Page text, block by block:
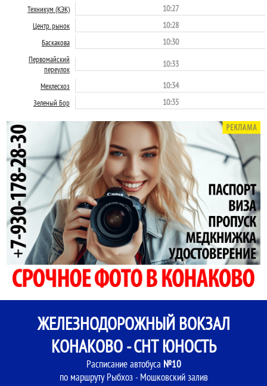
Техникум (КЭК) 10:27
Центр. рынок 10:28
Баскакова 10:30
Первомайский
переулок
10:33
Мехлесхоз 10:34
Зеленый Бор 10:35
ЖЕЛЕЗНОДОРОЖНЫЙ ВОКЗАЛ
КОНАКОВО - СНТ ЮНОСТЬ
Расписание автобуса №10
по маршруту Рыбхоз - Мошковский залив